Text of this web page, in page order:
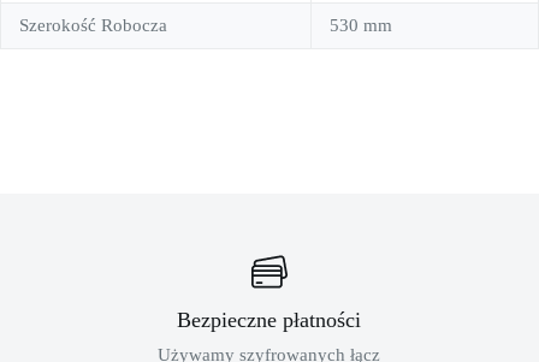
Szerokość Robocza 530 mm
Bezpieczne płatności
Używamy szyfrowanych łącz